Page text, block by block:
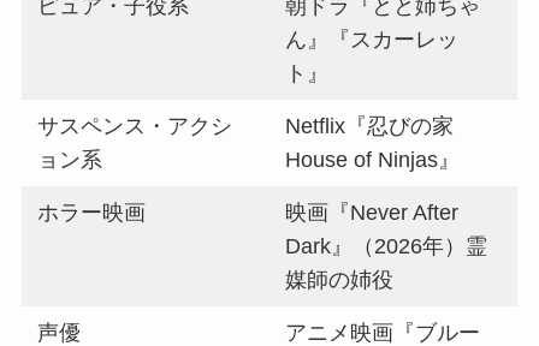
ピュア・子役系
朝ドラ『とと姉ちゃ
ん』『スカーレッ
ト』
サスペンス・アクシ
ョン系
Netflix『忍びの家
House of Ninjas』
ホラー映画
映画『Never After
Dark』（2026年）霊
媒師の姉役
声優
アニメ映画『ブルー